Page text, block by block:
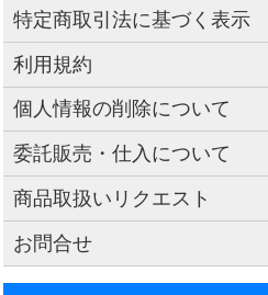
特定商取引法に基づく表示
利用規約
個人情報の削除について
委託販売・仕入について
商品取扱いリクエスト
お問合せ